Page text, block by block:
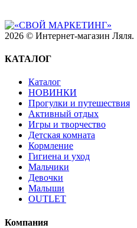
2026 © Интернет-магазин Ляля.
КАТАЛОГ
Каталог
НОВИНКИ
Прогулки и путешествия
Активный отдых
Игры и творчество
Детская комната
Кормление
Гигиена и уход
Мальчики
Девочки
Малыши
OUTLET
Компания